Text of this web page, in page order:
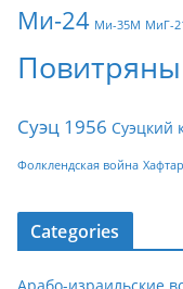
Ми-24 Ми-35М МиГ-
Суэц 1956 Суэцкий
Фолклендская война Хафтар
Categories